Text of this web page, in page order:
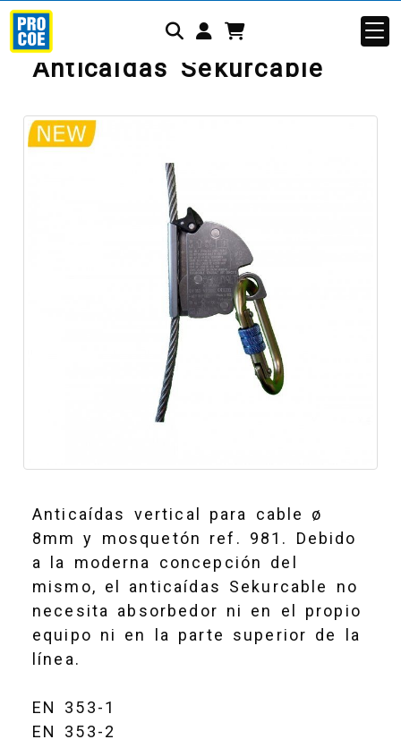
Identifícate
Anticaídas Sekurcable
Anticaídas vertical para cable ø
8mm y mosquetón ref. 981. Debido
a la moderna concepción del
mismo, el anticaídas Sekurcable no
necesita absorbedor ni en el propio
equipo ni en la parte superior de la
línea.
EN 353-1
EN 353-2